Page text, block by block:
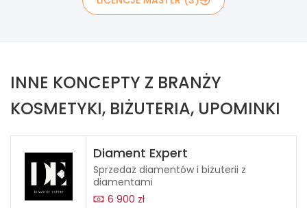
INNE KONCEPTY Z BRANŻY
KOSMETYKI, BIŻUTERIA, UPOMINKI
Diament Expert
Sprzedaż diamentów i biżuterii z
diamentami
6 900 zł